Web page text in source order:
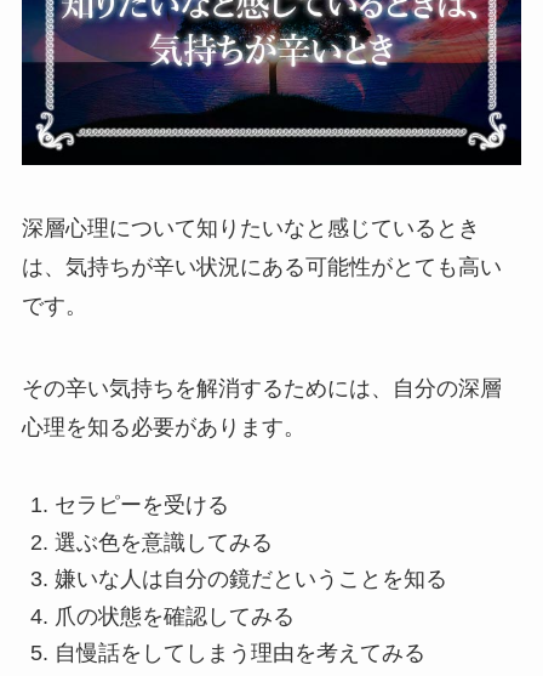
深層心理について知りたいなと感じているとき
は、気持ちが辛い状況にある可能性がとても高い
です。
その辛い気持ちを解消するためには、自分の深層
心理を知る必要があります。
セラピーを受ける
選ぶ色を意識してみる
嫌いな人は自分の鏡だということを知る
爪の状態を確認してみる
自慢話をしてしまう理由を考えてみる